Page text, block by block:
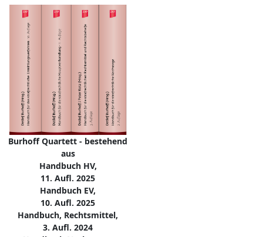
Burhoff Quartett - bestehend
aus
Handbuch HV,
11. Aufl. 2025
Handbuch EV,
10. Aufl. 2025
Handbuch, Rechtsmittel,
3. Aufl. 2024